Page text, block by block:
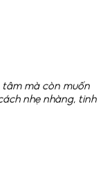
tâm mà còn muốn
nhẹ nhàng, tinh